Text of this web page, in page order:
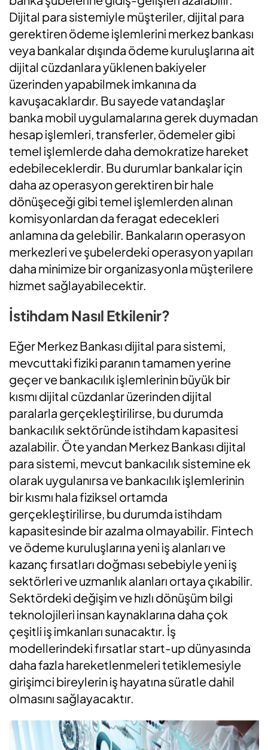
Dijital para sistemiyle müşteriler, dijital para
gerektiren ödeme işlemlerini merkez bankası
veya bankalar dışında ödeme kuruluşlarına ait
dijital cüzdanlara yüklenen bakiyeler
üzerinden yapabilmek imkanına da
kavuşacaklardır. Bu sayede vatandaşlar
banka mobil uygulamalarına gerek duymadan
hesap işlemleri, transferler, ödemeler gibi
temel işlemlerde daha demokratize hareket
edebileceklerdir. Bu durumlar bankalar için
daha az operasyon gerektiren bir hale
dönüşeceği gibi temel işlemlerden alınan
komisyonlardan da feragat edecekleri
anlamına da gelebilir. Bankaların operasyon
merkezleri ve şubelerdeki operasyon yapıları
daha minimize bir organizasyonla müşterilere
hizmet sağlayabilecektir.
İstihdam Nasıl Etkilenir?
Eğer Merkez Bankası dijital para sistemi,
mevcuttaki fiziki paranın tamamen yerine
geçer ve bankacılık işlemlerinin büyük bir
kısmı dijital cüzdanlar üzerinden dijital
paralarla gerçekleştirilirse, bu durumda
bankacılık sektöründe istihdam kapasitesi
azalabilir. Öte yandan Merkez Bankası dijital
para sistemi, mevcut bankacılık sistemine ek
olarak uygulanırsa ve bankacılık işlemlerinin
bir kısmı hala fiziksel ortamda
gerçekleştirilirse, bu durumda istihdam
kapasitesinde bir azalma olmayabilir. Fintech
ve ödeme kuruluşlarına yeni iş alanları ve
kazanç fırsatları doğması sebebiyle yeni iş
sektörleri ve uzmanlık alanları ortaya çıkabilir.
Sektördeki değişim ve hızlı dönüşüm bilgi
teknolojileri insan kaynaklarına daha çok
çeşitli iş imkanları sunacaktır. İş
modellerindeki fırsatlar start-up dünyasında
daha fazla hareketlenmeleri tetiklemesiyle
girişimci bireylerin iş hayatına süratle dahil
olmasını sağlayacaktır.